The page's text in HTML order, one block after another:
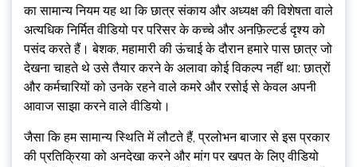
का सामान्य नियम यह था कि छात्र संकाय और अध्यक्ष की विशेषता वाले
अत्यधिक निर्मित वीडियो पर परिसर के कच्चे और अनफ़िल्टर्ड दृश्य को
पसंद करते हैं। बेशक, महामारी की ऊंचाई के दौरान हमारे पास छात्र जो
देखना चाहते थे उसे तैयार करने के अलावा कोई विकल्प नहीं था: छात्रों
और कर्मचारियों को उनके रहने वाले कमरे और रसोई से केवल अपनी
आवाज साझा करने वाले वीडियो।
जैसा कि हम सामान्य स्थिति में लौटते हैं, प्रलोभन बाजार से इस प्रकार
की प्रतिक्रिया को अनदेखा करने और मांग पर खपत के लिए वीडियो